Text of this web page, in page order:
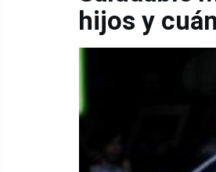
hijos y